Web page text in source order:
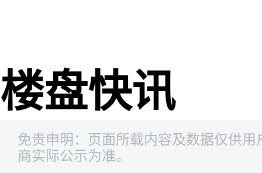
楼盘快讯
免责申明：页面所载内容及数据仅供
商实际公示为准。